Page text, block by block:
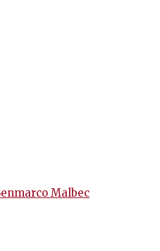
Malbec